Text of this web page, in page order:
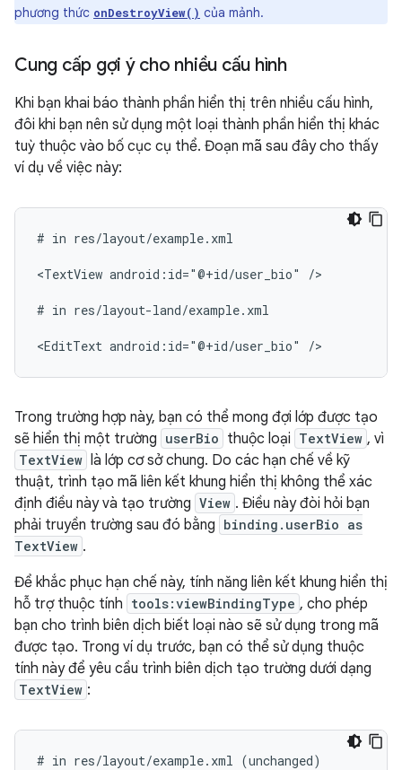
phương thức onDestroyView() của mảnh.
Cung cấp gợi ý cho nhiều cấu hình
Khi bạn khai báo thành phần hiển thị trên nhiều cấu hình,
đôi khi bạn nên sử dụng một loại thành phần hiển thị khác
tuỳ thuộc vào bố cục cụ thể. Đoạn mã sau đây cho thấy
ví dụ về việc này:
# in res/layout/example.xml
<TextView android:id="@+id/user_bio" />
# in res/layout-land/example.xml
<EditText android:id="@+id/user_bio"
Trong trường hợp này, bạn có thể mong đợi lớp được tạo
sẽ hiển thị một trường userBio thuộc loại TextView , vì
TextView là lớp cơ sở chung. Do các hạn chế về kỹ
thuật, trình tạo mã liên kết khung hiển thị không thể xác
định điều này và tạo trường View . Điều này đòi hỏi bạn
phải truyền trường sau đó bằng binding.userBio as
TextView .
Để khắc phục hạn chế này, tính năng liên kết khung hiển thị
hỗ trợ thuộc tính tools:viewBindingType , cho phép
bạn cho trình biên dịch biết loại nào sẽ sử dụng trong mã
được tạo. Trong ví dụ trước, bạn có thể sử dụng thuộc
tính này để yêu cầu trình biên dịch tạo trường dưới dạng
TextView :
# in res/layout/example.xml (unchanged)